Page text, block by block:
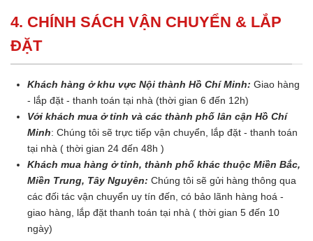
4. CHÍNH SÁCH VẬN CHUYỂN & LẮP
ĐẶT
Khách hàng ở khu vực Nội thành Hồ Chí Minh: Giao hàng
- lắp đặt - thanh toán tại nhà (thời gian 6 đến 12h)
Với khách mua ở tỉnh và các thành phố lân cận Hồ Chí
Minh: Chúng tôi sẽ trực tiếp vận chuyển, lắp đặt - thanh toán
tại nhà ( thời gian 24 đến 48h )
Khách mua hàng ở tỉnh, thành phố khác thuộc Miền Bắc,
Miền Trung, Tây Nguyên: Chúng tôi sẽ gửi hàng thông qua
các đối tác vận chuyển uy tín đến, có bảo lãnh hàng hoá -
giao hàng, lắp đặt thanh toán tại nhà ( thời gian 5 đến 10
ngày)